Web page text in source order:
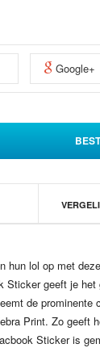
Google+
hun lol op met
Sticker geeft je
de prominente
Print. Zo geeft
Sticker is